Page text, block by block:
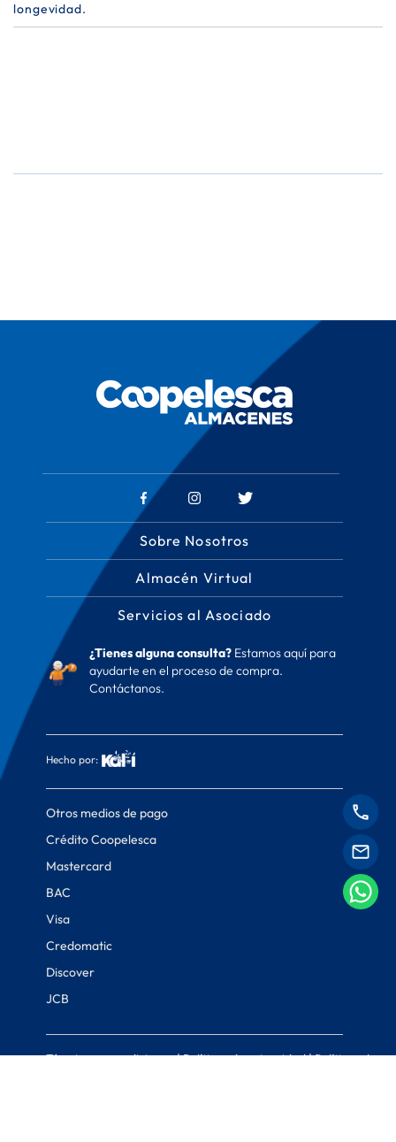
longevidad.
Sobre Nosotros
Almacén Virtual
Servicios al Asociado
¿Tienes alguna consulta?Estamos aquí para
ayudarte en el proceso de compra.
Contáctanos.
Hecho por:
Otros medios de pago
Crédito Coopelesca
Mastercard
BAC
Visa
Credomatic
Discover
JCB
Términos y condiciones|Políticas de privacidad|Políticas de